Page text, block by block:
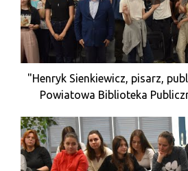
"Henryk Sienkiewicz, pisarz,
Powiatowa Biblioteka